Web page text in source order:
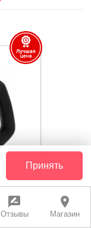
rate_review
Отзывы
place
Магазин
Принять